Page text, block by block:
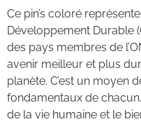
Ce pin’s coloré
Développement Durable
des pays membres de
avenir meilleur et plus
planète. C’est un moyen
fondamentaux de
de la vie humaine et le